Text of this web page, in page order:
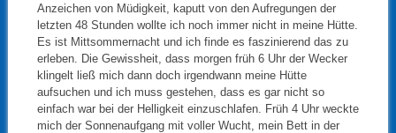
Anzeichen von Müdigkeit, kaputt von den Aufregungen der
letzten 48 Stunden wollte ich noch immer nicht in meine Hütte.
Es ist Mittsommernacht und ich finde es faszinierend das zu
erleben. Die Gewissheit, dass morgen früh 6 Uhr der Wecker
klingelt ließ mich dann doch irgendwann meine Hütte
aufsuchen und ich muss gestehen, dass es gar nicht so
einfach war bei der Helligkeit einzuschlafen. Früh 4 Uhr weckte
mich der Sonnenaufgang mit voller Wucht, mein Bett in der